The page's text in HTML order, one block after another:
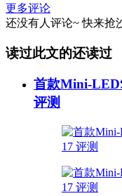
更多评论
还没有人评论~ 快来抢
读过此文的还读过
首款Mini-LED
评测